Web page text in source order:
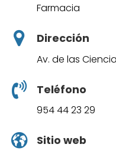
Farmacia
Dirección
Av. de las
Teléfono
954 44 23 29
Sitio web